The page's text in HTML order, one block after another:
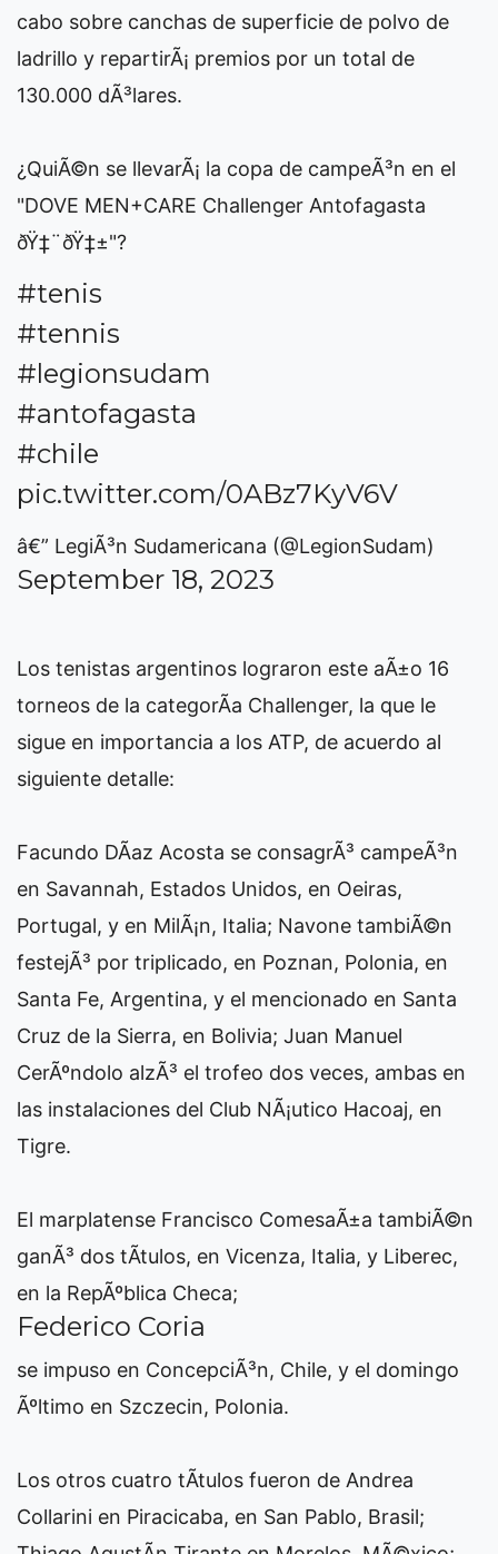
cabo sobre canchas de superficie de polvo de
ladrillo y repartirÃ¡ premios por un total de
130.000 dÃ³lares.
¿QuiÃ©n se llevarÃ¡ la copa de campeÃ³n en el
"DOVE MEN+CARE Challenger Antofagasta
ðŸ‡¨ðŸ‡±"?
#tenis
#tennis
#legionsudam
#antofagasta
#chile
pic.twitter.com/0ABz7KyV6V
â€” LegiÃ³n Sudamericana (@LegionSudam)
September 18, 2023
Los tenistas argentinos lograron este aÃ±o 16
torneos de la categorÃ­a Challenger, la que le
sigue en importancia a los ATP, de acuerdo al
siguiente detalle:
Facundo DÃ­az Acosta se consagrÃ³ campeÃ³n
en Savannah, Estados Unidos, en Oeiras,
Portugal, y en MilÃ¡n, Italia; Navone tambiÃ©n
festejÃ³ por triplicado, en Poznan, Polonia, en
Santa Fe, Argentina, y el mencionado en Santa
Cruz de la Sierra, en Bolivia; Juan Manuel
CerÃºndolo alzÃ³ el trofeo dos veces, ambas en
las instalaciones del Club NÃ¡utico Hacoaj, en
Tigre.
El marplatense Francisco ComesaÃ±a tambiÃ©n
ganÃ³ dos tÃ­tulos, en Vicenza, Italia, y Liberec,
en la RepÃºblica Checa;
Federico Coria
se impuso en ConcepciÃ³n, Chile, y el domingo
Ãºltimo en Szczecin, Polonia.
Los otros cuatro tÃ­tulos fueron de Andrea
Collarini en Piracicaba, en San Pablo, Brasil;